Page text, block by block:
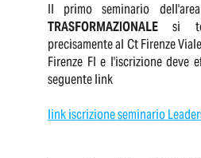
Il primo seminario
TRASFORMAZIONALE si
precisamente al Ct Firenze
Firenze FI e l'iscrizione deve
seguente link
link iscrizione seminario